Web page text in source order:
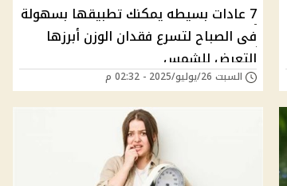
7 عادات بسيطه يمكنك تطبيقها بسهولة
فى الصباح لتسرع فقدان الوزن أبرزها
التعرض للشمس
السبت 26/يوليو/2025 - 02:32 م